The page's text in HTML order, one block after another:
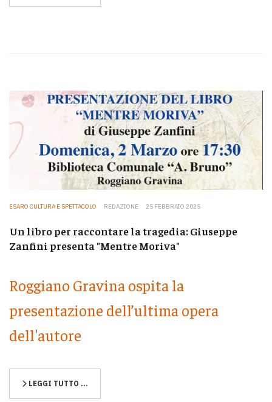
ESARO CULTURA E SPETTACOLO REDAZIONE 25 FEBBRAIO 2025
Un libro per raccontare la tragedia: Giuseppe
Zanfini presenta "Mentre Moriva"
Roggiano Gravina ospita la
presentazione dell’ultima opera
dell'autore
LEGGI TUTTO …